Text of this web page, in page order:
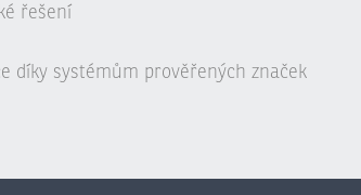
řešení
díky systémům prověřených značek